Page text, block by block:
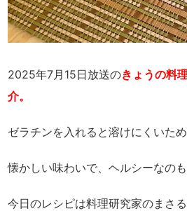
2025年7月15日放送のきょうの料
介。
ゼラチンを入れると溶けにくいた
懐かしい味わいで、ヘルシーなの
今日のレシピは料理研究家のまさ